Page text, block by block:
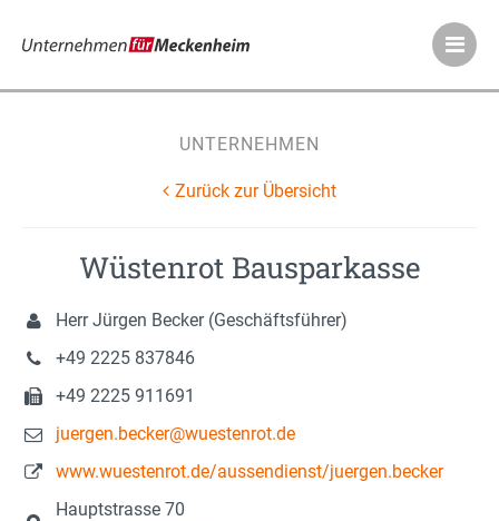
Meckenheimer
UNTERNEHMEN
Zurück zur Übersicht
Wüstenrot Bausparkasse
Herr Jürgen Becker (Geschäftsführer)
+49 2225 837846
+49 2225 911691
juergen.becker@wuestenrot.de
www.wuestenrot.de/aussendienst/juergen.becker
Hauptstrasse 70